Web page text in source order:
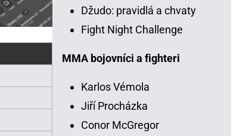
Džudo: pravidlá a chvaty
Fight Night Challenge
MMA bojovníci a fighteri
Karlos Vémola
Jiří Procházka
Conor McGregor